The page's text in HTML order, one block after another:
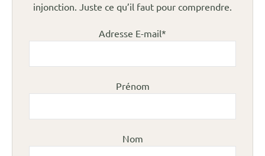
injonction. Juste ce qu’il faut pour comprendre.
Adresse E-mail*
Prénom
Nom